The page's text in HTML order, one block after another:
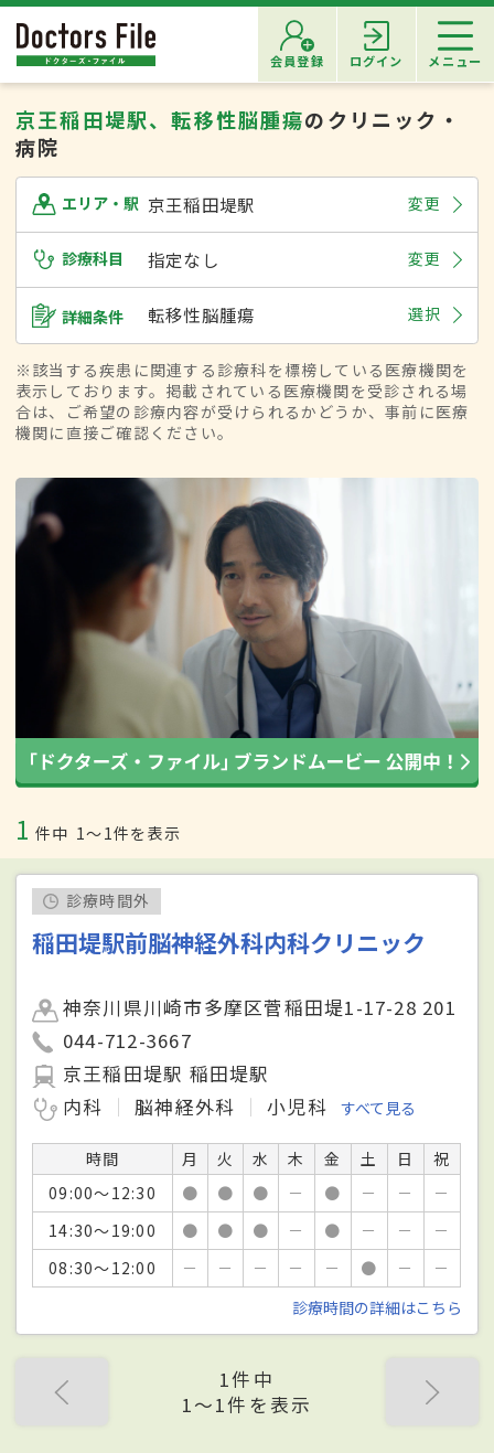
会員登録 ログイン メニュー
京王稲田堤駅、転移性脳腫瘍のクリニック・
病院
エリア・駅 京王稲田堤駅 変更
診療科目 指定なし 変更
詳細条件 転移性脳腫瘍 選択
※該当する疾患に関連する診療科を標榜している医療機関を
表示しております。掲載されている医療機関を受診される場
合は、ご希望の診療内容が受けられるかどうか、事前に医療
機関に直接ご確認ください。
1 件中 1〜1件を表示
診療時間外
稲田堤駅前脳神経外科内科クリニック
神奈川県川崎市多摩区菅稲田堤1-17-28 201
044-712-3667
京王稲田堤駅 稲田堤駅
内科
脳神経外科 小児科 すべて見る
時間 月 火 水 木 金 土 日
祝
09:00～12:30
● ● ● － ● － －
－
14:30～19:00
● ● ● － ● － －
－
08:30～12:00
－ － － － － ● －
－
診療時間の詳細はこちら
1件中
1〜1件を表示